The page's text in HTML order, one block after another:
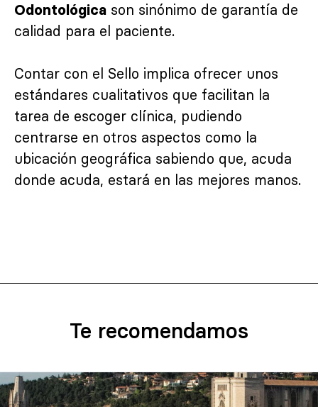
Odontológica son sinónimo de garantía de
calidad para el paciente.
Contar con el Sello implica ofrecer unos
estándares cualitativos que facilitan la
tarea de escoger clínica, pudiendo
centrarse en otros aspectos como la
ubicación geográfica sabiendo que, acuda
donde acuda, estará en las mejores manos.
Te recomendamos